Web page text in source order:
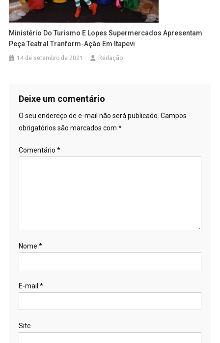
Ministério Do Turismo E Lopes Supermercados Apresentam
Peça Teatral Tranform-Ação Em Itapevi
14 de setembro de 2021 Redação
Deixe um comentário
O seu endereço de e-mail não será publicado. Campos
obrigatórios são marcados com *
Comentário *
Nome *
E-mail *
Site